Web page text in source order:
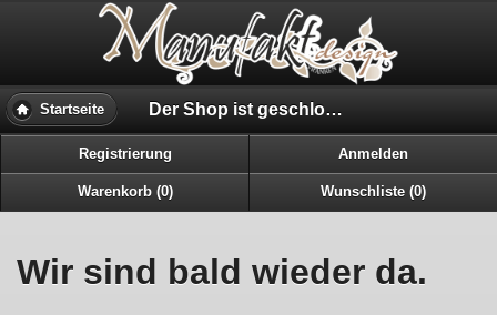
Startseite Der Shop ist geschloßen..
Registrierung Anmelden
Warenkorb (0) Wunschliste (0)
Wir sind bald wieder da.